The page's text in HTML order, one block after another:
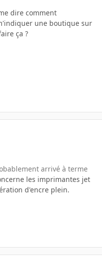
dire comment
une boutique sur
ça ?
arrivé à terme
les imprimantes jet
d'encre plein.